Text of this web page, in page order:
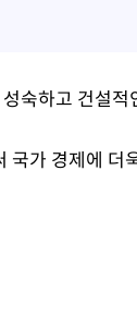
숙하고 건설
가 경제에 더